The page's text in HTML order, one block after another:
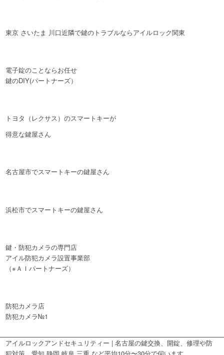
東京 さいたま 川口近隣で鍵のトラブルならアイルロック関東
電子錠のことならお任せ
鍵のDIY(パートナーズ）
トヨタ（レクサス）のスマートキーが
得意な鍵屋さん
名古屋市でスマートキーの鍵屋さん
浜松市でスマートキーの鍵屋さん
鍵・防犯カメラの専門店
アイル防犯カメラ設置事業部
（※ＡＩパートナーズ）
防犯カメラ店
防犯カメラ№1
アイルロックアンドセキュリティー | 名古屋の鍵交換、開錠、修理や防